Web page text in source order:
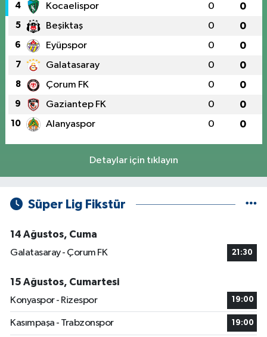
4 Kocaelispor 0 0
5 Beşiktaş 0 0
6 Eyüpspor 0 0
7 Galatasaray 0 0
8 Çorum FK 0 0
9 Gaziantep FK 0 0
10 Alanyaspor 0 0
Detaylar için tıklayın
Süper Lig Fikstür
14 Ağustos, Cuma
Galatasaray - Çorum FK
21:30
15 Ağustos, Cumartesi
Konyaspor - Rizespor
19:00
Kasımpaşa - Trabzonspor 19:00